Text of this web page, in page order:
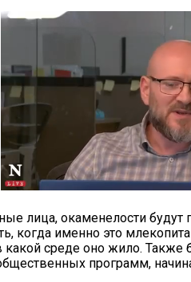
лица, окаменелости
когда именно это
какой среде оно жило. Также
программ,